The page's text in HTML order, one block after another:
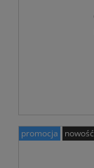
promocja nowość